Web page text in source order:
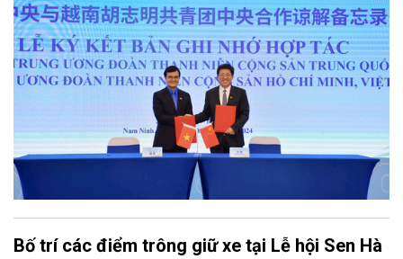
với hành động cách mạng thống nhất: “Tuổi trẻ Việt Nam tiên
phong trong kỷ nguyên mới”.
Bố trí các điểm trông giữ xe tại Lễ hội Sen Hà